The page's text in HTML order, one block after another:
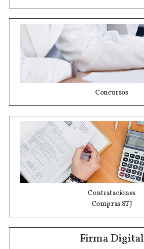
Concursos
Contrataciones
Compras STJ
Firma Digital